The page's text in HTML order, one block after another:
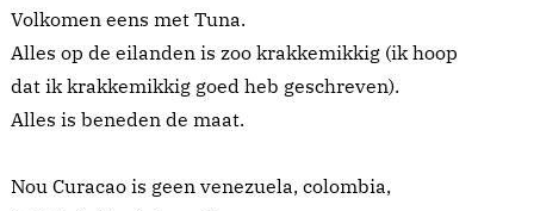
Volkomen eens met Tuna.
Alles op de eilanden is zoo krakkemikkig (ik hoop
dat ik krakkemikkig goed heb geschreven).
Alles is beneden de maat.
Nou Curacao is geen venezuela, colombia,